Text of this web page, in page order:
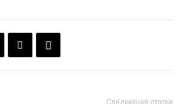
Следующая статья